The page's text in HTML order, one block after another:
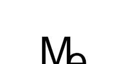
contenido